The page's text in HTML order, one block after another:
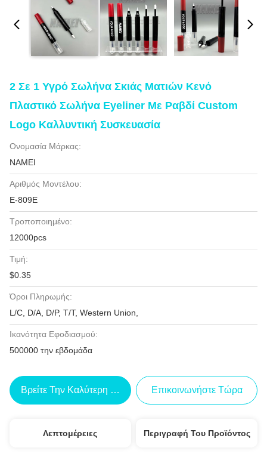
2 Σε 1 Υγρό Σωλήνα Σκιάς Ματιών Κενό
Πλαστικό Σωλήνα Eyeliner Με Ραβδί Custom
Logo Καλλυντική Συσκευασία
Ονομασία Μάρκας:
NAMEI
Αριθμός Μοντέλου:
Ε-809Ε
Τροποποιημένο:
12000pcs
Τιμή:
$0.35
Όροι Πληρωμής:
L/C, D/A, D/P, T/T, Western Union,
Ικανότητα Εφοδιασμού:
500000 την εβδομάδα
Βρείτε Την Καλύτερη Τιμή Επικοινωνήστε Τώρα
Λεπτομέρειες Περιγραφή Του Προϊόντος